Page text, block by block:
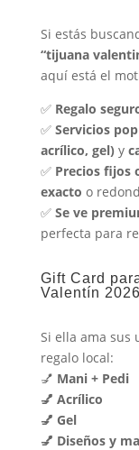
Si estás
“tijuana
aquí está el
✅ Regalo
✅ Servicios
acrílico, gel) y
✅ Precios fijos
exacto o
✅ Se ve
perfecta para
Gift Card
Valentín
Si ella ama sus
regalo local:
💅 Mani + Pedi
💅 Acrílico
💅 Gel
💅 Diseños y